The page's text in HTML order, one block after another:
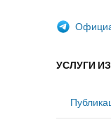
УСЛУГИ